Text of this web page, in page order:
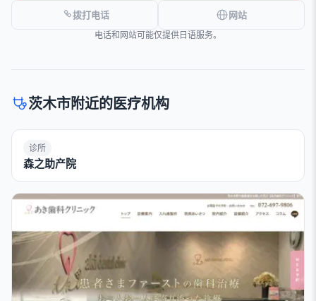
拨打电话 网站
电话和网站可能仅提供日语服务。
茨木市附近的医疗机构
诊所
森之助产院